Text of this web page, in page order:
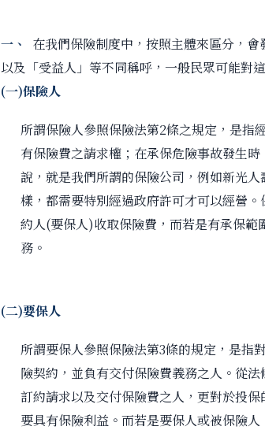
一、 在我們保險制度中，按照主體來區分，會
以及「受益人」等不同稱呼，一般民眾可能對
(一)保險人
所謂保險人參照保險法第2條之規定，是指
有保險費之請求權；在承保危險事故發生
說，就是我們所謂的保險公司，例如新光
樣，都需要特別經過政府許可才可以經營
約人(要保人)收取保險費，而若是有承保
務。
(二)要保人
所謂要保人參照保險法第3條的規定，是指
險契約，並負有交付保險費義務之人。從
訂約請求以及交付保險費之人，更對於投
要具有保險利益。而若是要保人或被保險